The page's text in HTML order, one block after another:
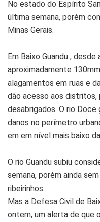
No estado do Espírito
última semana, porém
Minas Gerais.
Em Baixo Guandu ,
aproximadamente
alagamentos em ruas e
dão acesso aos
desabrigados. O rio
danos no perímetro
em em nível mais baixo
O rio Guandu subiu
semana, porém ainda
ribeirinhos.
Mas a Defesa Civil de
ontem, um alerta de que